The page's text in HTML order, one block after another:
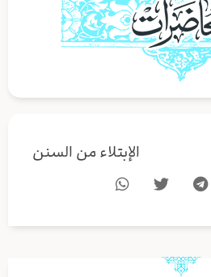
الإبتلاء من السنن